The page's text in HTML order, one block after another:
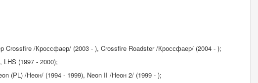
Crossfire /Кроссфаер/ (2003 - ), Crossfire Roadster /Кроссфаер/ (2004 - );
LHS (1997 - 2000);
(PL) /Неон/ (1994 - 1999), Neon II /Неон 2/ (1999 - );